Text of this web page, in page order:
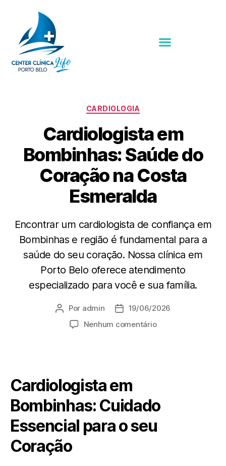
CARDIOLOGIA
Cardiologista em
Bombinhas: Saúde do
Coração na Costa
Esmeralda
Encontrar um cardiologista de confiança em
Bombinhas e região é fundamental para a
saúde do seu coração. Nossa clínica em
Porto Belo oferece atendimento
especializado para você e sua família.
Por admin
19/06/2026
Nenhum comentário
Cardiologista em
Bombinhas: Cuidado
Essencial para o seu
Coração